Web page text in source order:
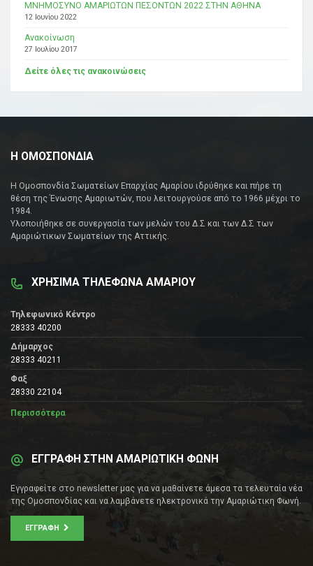
ΜΝΗΜΟΣΥΝΟ ΑΜΑΡΙΩΤΩΝ ΠΕΣΟΝΤΩΝ 2022 ΣΤΗΝ ΑΘΗΝΑ
12 Ιουνίου 2022
Ανακοίνωση
27 Ιουλίου 2017
Δείτε όλες τις ανακοινώσεις
Η ΟΜΟΣΠΟΝΔΙΑ
Η Ομοσπονδία Σωματείων Επαρχίας Αμαρίου ιδρύθηκε και πήρε τη
θέση της Ένωσης Αμαριωτών, που λειτουργούσε από το 1966 μέχρι το
1984.
Υλοποιήθηκε σε συνεργασία των μελών του Δ.Σ και των Δ.Σ των
Αμαριώτικων Σωματείων της Αττικής.
ΧΡΗΣΙΜΑ ΤΗΛΕΦΩΝΑ ΑΜΑΡΙΟΥ
Τηλεφωνικό Κέντρο
28333 40200
Δήμαρχος
28333 40211
Φαξ
28330 22104
Περισσότερα
ΕΓΓΡΑΦΗ ΣΤΗΝ ΑΜΑΡΙΩΤΙΚΗ ΦΩΝΗ
Εγγραφείτε στο newsletter μας για να μαθαίνετε άμεσα τα τελευταία νέα
της Ομοσπονδίας και να λαμβάνετε ηλεκτρονικά την Αμαριώτικη Φωνή.
ΕΓΓΡΑΦΉ